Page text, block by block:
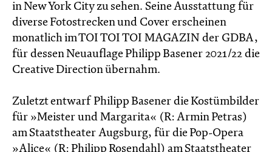
in New York City zu sehen. Seine Ausstattung für
diverse Fotostrecken und Cover erscheinen
monatlich im TOI TOI TOI MAGAZIN der GDBA,
für dessen Neuauflage Philipp Basener 2021/22 die
Creative Direction übernahm.
Zuletzt entwarf Philipp Basener die Kostümbilder
für »Meister und Margarita« (R: Armin Petras)
am Staatstheater Augsburg, für die Pop-Opera
»Alice« (R: Philipp Rosendahl) am Staatstheater